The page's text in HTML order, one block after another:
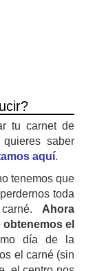
tu carnet de
saber
aquí.
tenemos que
toda
Ahora
el
día de la
el carné (sin